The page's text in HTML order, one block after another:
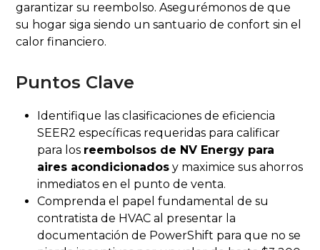
garantizar su reembolso. Asegurémonos de que
su hogar siga siendo un santuario de confort sin el
calor financiero.
Puntos Clave
Identifique las clasificaciones de eficiencia
SEER2 específicas requeridas para calificar
para los reembolsos de NV Energy para
aires acondicionados y maximice sus ahorros
inmediatos en el punto de venta.
Comprenda el papel fundamental de su
contratista de HVAC al presentar la
documentación de PowerShift para que no se